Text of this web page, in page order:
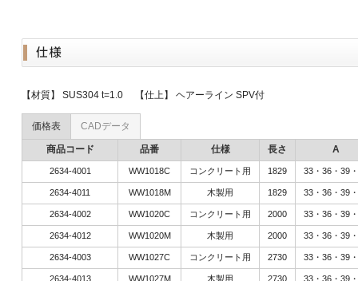
【材質】 SUS304 t=1.0 【仕上】 ヘアーライン SPV付
価格表 CADデータ
商品コード 品番
2634-4001 WW1018C
2634-4011 WW1018M
2634-4002 WW1020C
2634-4012 WW1020M
2634-4003 WW1027C
2634-4013 WW1027M
仕様 長さ A
コンクリート用 1829 33・36・39
木製用 1829 33・36・39
コンクリート用 2000 33・36・39
木製用 2000 33・36・39
コンクリート用 2730 33・36・39
木製用 2730 33・36・39